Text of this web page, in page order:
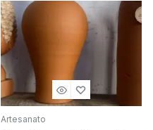
Artesanato